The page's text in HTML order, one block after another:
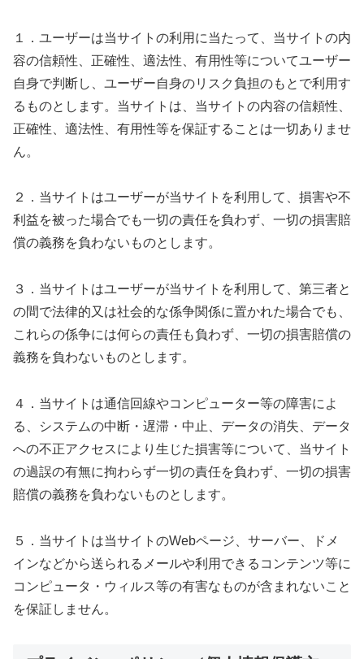
１．ユーザーは当サイトの利用に当たって、当サイトの内
容の信頼性、正確性、適法性、有用性等についてユーザー
自身で判断し、ユーザー自身のリスク負担のもとで利用す
るものとします。当サイトは、当サイトの内容の信頼性、
正確性、適法性、有用性等を保証することは一切ありませ
ん。
２．当サイトはユーザーが当サイトを利用して、損害や不
利益を被った場合でも一切の責任を負わず、一切の損害賠
償の義務を負わないものとします。
３．当サイトはユーザーが当サイトを利用して、第三者と
の間で法律的又は社会的な係争関係に置かれた場合でも、
これらの係争には何らの責任も負わず、一切の損害賠償の
義務を負わないものとします。
４．当サイトは通信回線やコンピューター等の障害によ
る、システムの中断・遅滞・中止、データの消失、データ
への不正アクセスにより生じた損害等について、当サイト
の過誤の有無に拘わらず一切の責任を負わず、一切の損害
賠償の義務を負わないものとします。
５．当サイトは当サイトのWebページ、サーバー、ドメ
インなどから送られるメールや利用できるコンテンツ等に
コンピュータ・ウィルス等の有害なものが含まれないこと
を保証しません。